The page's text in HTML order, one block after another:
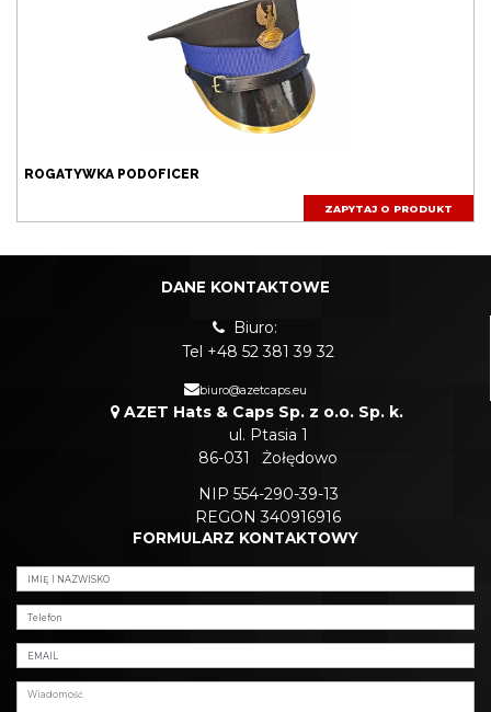
ROGATYWKA PODOFICER
ZAPYTAJ O PRODUKT
DANE KONTAKTOWE
Biuro:
Tel +48 52 381 39 32
biuro@azetcaps.eu
AZET Hats & Caps Sp. z o.o. Sp. k.
ul. Ptasia 1
86-031
Żołędowo
NIP 554-290-39-13
REGON 340916916
FORMULARZ KONTAKTOWY